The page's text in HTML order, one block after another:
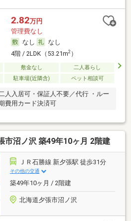
2.82万円
管理費なし
なし
なし
4階 / 2LDK（53.21m2）
敷金なし
二人暮らし
駐車場(近隣含) ペット相談可
人入居可・保証人不要／代行 ・ルー
費用カード決済可
市沼ノ沢 築49年10ヶ月 2階建
ＪＲ石勝線 新夕張駅 徒歩31分
その他の交通
築49年10ヶ月 / 2階建
北海道夕張市沼ノ沢